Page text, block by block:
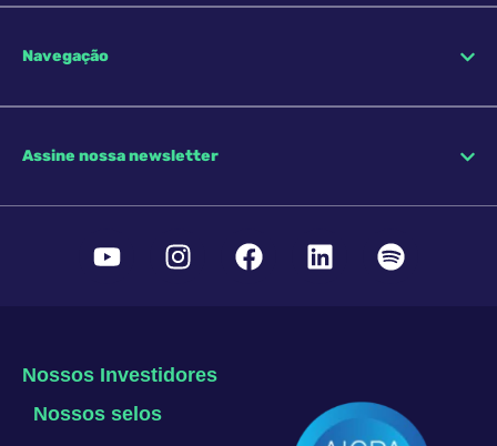
Navegação
Assine nossa newsletter
Nossos Investidores
Nossos selos